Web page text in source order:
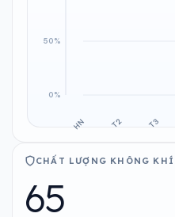
CHẤT LƯỢNG KHÔNG KHÍ
65